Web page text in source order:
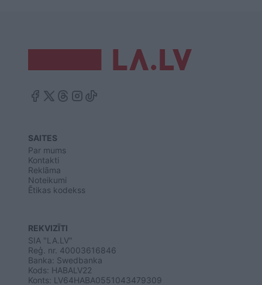
SAITES
Par mums
Kontakti
Reklāma
Noteikumi
Ētikas kodekss
REKVIZĪTI
SIA "LA.LV"
Reģ. nr. 40003616846
Banka: Swedbanka
Kods: HABALV22
Konts: LV64HABA0551043479309